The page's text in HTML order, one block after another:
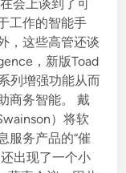
会上谈到了可
工作的智能手
，这些高管还谈
，新版Toad
列增强功能从而
商务智能。 戴
）将软
服务产品的“催
出现了一个小